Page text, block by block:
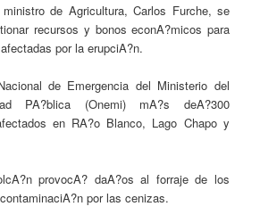
de Agricultura, Carlos Furche, se
recursos y bonos econA?micos para
por la erupciA?n.
de Emergencia del Ministerio del
PA?blica (Onemi) mA?s deA?300
en RA?o Blanco, Lago Chapo y
provocA? daA?os al forraje de los
por las cenizas.